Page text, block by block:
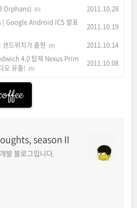
Orphans)
(0)
2011.10.28
Google Android ICS 발표
2011.10.19
드위치가 출현
(0)
2011.10.14
4.0 탑재 Nexus Prim
오 유출!
(0)
2011.10.08
seasonⅡ
발 블로그입니다.